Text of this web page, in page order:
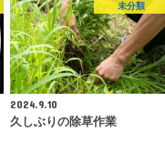
未分類
2024.9.10
久しぶりの除草作業